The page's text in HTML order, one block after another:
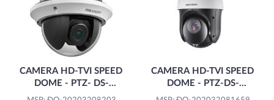
CAMERA HD-TVI SPEED
DOME - PTZ- DS-
2AE4215T-D3
CAMERA HD-TVI SPEED
DOME - PTZ-DS-
2AE4225TI-D